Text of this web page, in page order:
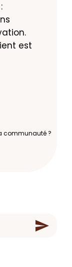
est
communauté ?